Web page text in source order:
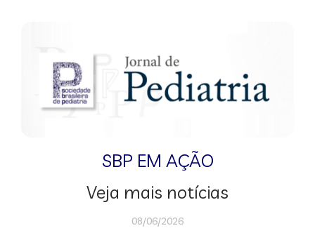
SBP EM AÇÃO
Veja mais notícias
08/06/2026